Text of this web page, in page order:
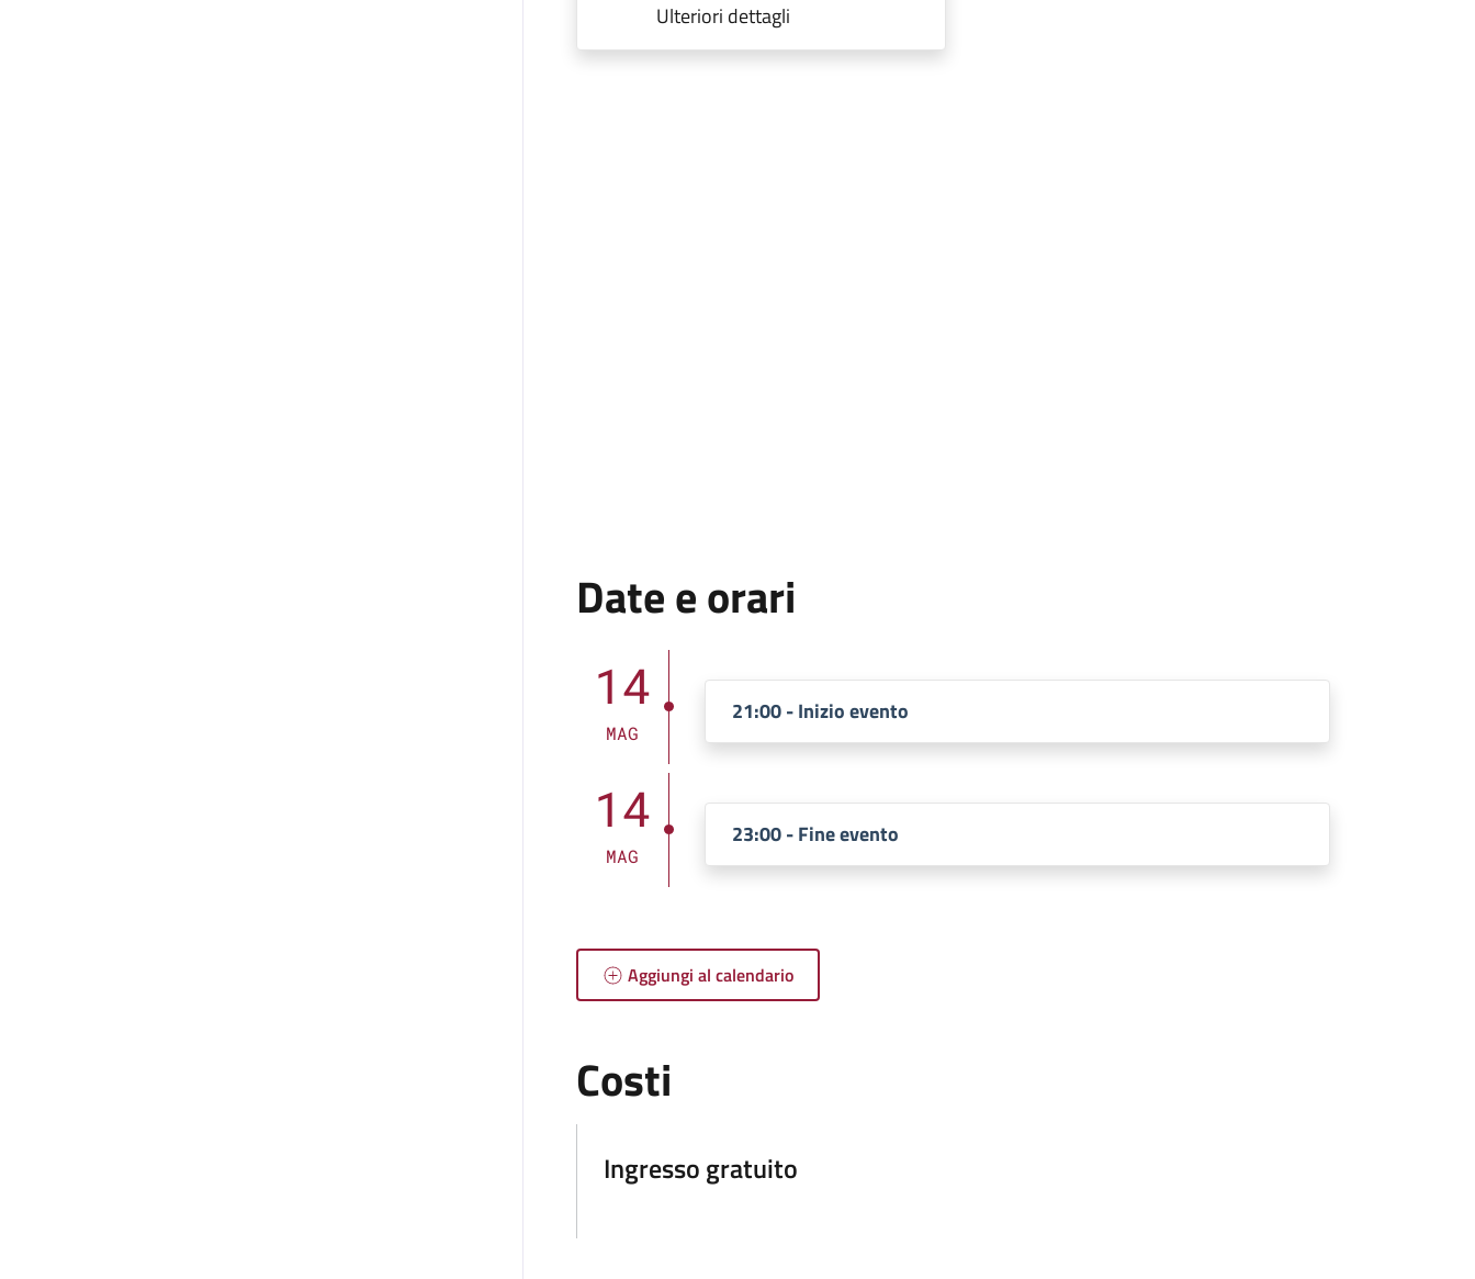
Ulteriori dettagli
Date e orari
14
MAG
21:00 - Inizio evento
14
MAG
23:00 - Fine evento
Aggiungi al calendario
Costi
Ingresso gratuito